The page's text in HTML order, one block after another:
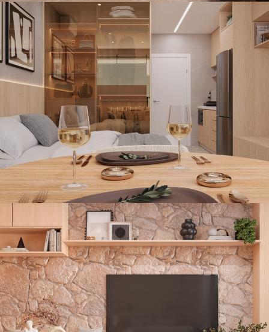
STUDIO SOFISTICADO: SOLUÇÕES
INTELIGENTES PARA MORAR BEM EM
ESPAÇOS COMPACTOS
Apartamentos,Decoração Residencial
PROJETO DE INTERIORES PARA STUDIO NA
FARIA LIMA
Decoração Residencial